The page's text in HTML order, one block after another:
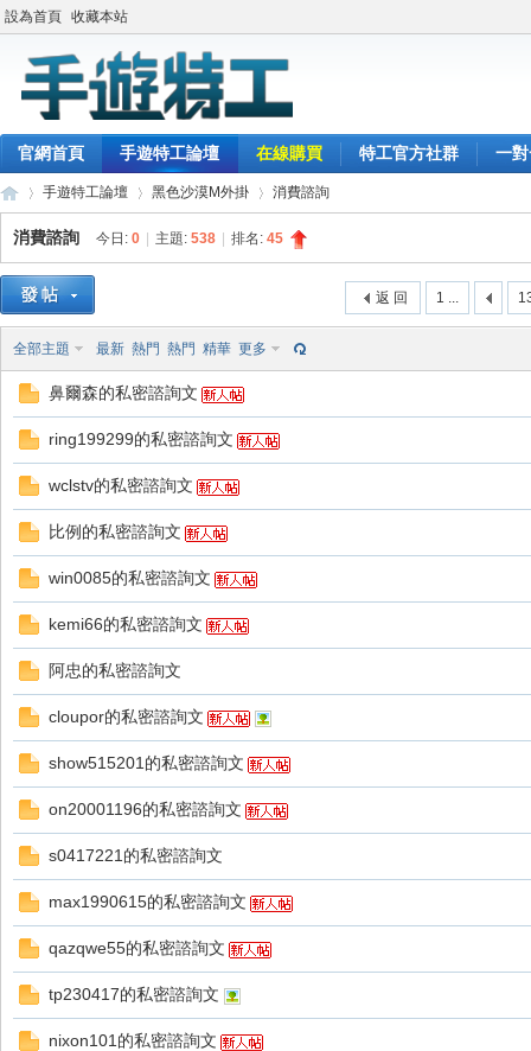
設為首頁 收藏本站
官網首頁 手遊特工論壇 在線購買 特工官方社群 一
»
手遊特工論壇 黑色沙漠M外掛 消費諮詢
消費諮詢 今日: 0 主題: 538 排名: 45
1 ...
返 回
全部主題 最新 熱門 熱門 精華 更多
鼻爾森的私密諮詢文
ring199299的私密諮詢文
wclstv的私密諮詢文
比例的私密諮詢文
win0085的私密諮詢文
kemi66的私密諮詢文
阿忠的私密諮詢文
cloupor的私密諮詢文
show515201的私密諮詢文
on20001196的私密諮詢文
s0417221的私密諮詢文
max1990615的私密諮詢文
qazqwe55的私密諮詢文
tp230417的私密諮詢文
nixon101的私密諮詢文